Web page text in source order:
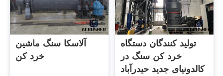
آلاسکا سنگ ماشین
خرد کن
تولید کنندگان دستگاه
خرد کن سنگ در
کالدونیای جدید حیدرآباد